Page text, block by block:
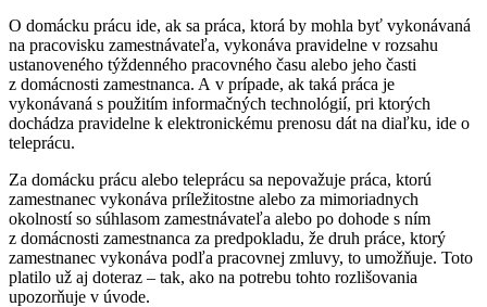
O domácku prácu ide, ak sa práca, ktorá by mohla byť vykonávaná
na pracovisku zamestnávateľa, vykonáva pravidelne v rozsahu
ustanoveného týždenného pracovného času alebo jeho časti
z domácnosti zamestnanca. A v prípade, ak taká práca je
vykonávaná s použitím informačných technológií, pri ktorých
dochádza pravidelne k elektronickému prenosu dát na diaľku, ide o
teleprácu.
Za domácku prácu alebo teleprácu sa nepovažuje práca, ktorú
zamestnanec vykonáva príležitostne alebo za mimoriadnych
okolností so súhlasom zamestnávateľa alebo po dohode s ním
z domácnosti zamestnanca za predpokladu, že druh práce, ktorý
zamestnanec vykonáva podľa pracovnej zmluvy, to umožňuje. Toto
platilo už aj doteraz – tak, ako na potrebu tohto rozlišovania
upozorňuje v úvode.